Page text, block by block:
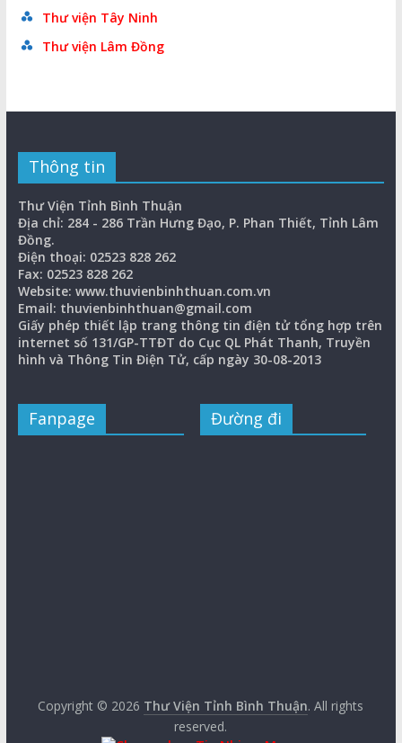
Thư viện Tây Ninh
Thư viện Lâm Đồng
Thông tin
Thư Viện Tỉnh Bình Thuận
Địa chỉ: 284 - 286 Trần Hưng Đạo, P. Phan Thiết, Tỉnh Lâm
Đồng.
Điện thoại: 02523 828 262
Fax: 02523 828 262
Website: www.thuvienbinhthuan.com.vn
Email: thuvienbinhthuan@gmail.com
Giấy phép thiết lập trang thông tin điện tử tổng hợp trên
internet số 131/GP-TTĐT do Cục QL Phát Thanh, Truyền
hình và Thông Tin Điện Tử, cấp ngày 30-08-2013
Fanpage Đường đi
Copyright © 2026 Thư Viện Tỉnh Bình Thuận. All rights
reserved.